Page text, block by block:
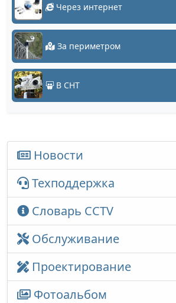
Через интернет
За периметром
В СНТ
Новости
Техподдержка
Словарь CCTV
Обслуживание
Проектирование
Фотоальбом